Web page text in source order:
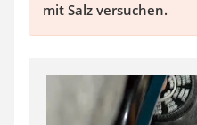
mit Salz versuchen.